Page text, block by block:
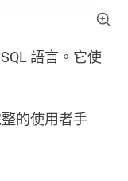
語言。它使
的使用者手